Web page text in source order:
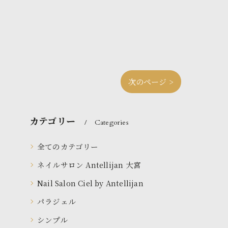
次のページ >
カテゴリー Categories
全てのカテゴリー
ネイルサロン Antellijan 大宮
Nail Salon Ciel by Antellijan
パラジェル
シンプル